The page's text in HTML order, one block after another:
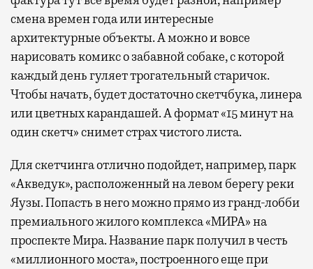
смена времен года или интересные
архитектурные объекты. А можно и вовсе
нарисовать комикс о забавной собаке, с которой
каждый день гуляет трогательный старичок.
Чтобы начать, будет достаточно скетчбука, линера
или цветных карандашей. А формат «15 минут на
один скетч» снимет страх чистого листа.
Для скетчинга отлично подойдет, например, парк
«Акведук», расположенный на левом берегу реки
Яузы. Попасть в него можно прямо из гранд-лобби
премиального жилого комплекса «МИРА» на
проспекте Мира. Название парк получил в честь
«миллионного моста», построенного еще при